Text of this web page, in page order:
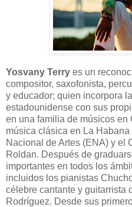
Yosvany Terry es un
compositor, saxofonista,
y educador; quien incorpora
estadounidense con sus
en una familia de músicos en
música clásica en La
Nacional de Artes (ENA) y el
Roldan. Después de
importantes en todos los
incluidos los pianistas
célebre cantante y guitarrista
Rodríguez. Desde sus